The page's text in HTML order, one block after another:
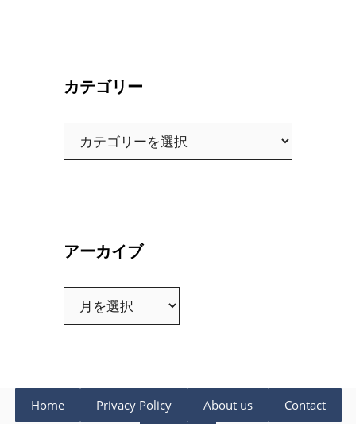
カテゴリー
アーカイブ
Home Privacy Policy About us Contact